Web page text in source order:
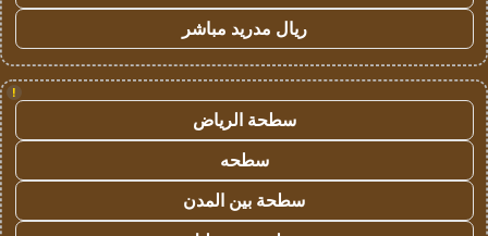
ريال مدريد مباشر
!
سطحة الرياض
سطحه
سطحة بين المدن